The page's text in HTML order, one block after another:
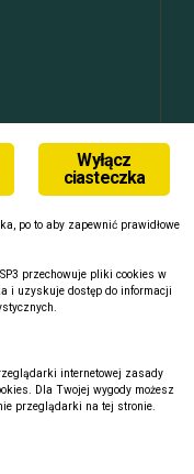
| Szablon:FlyMagby
Wyłącz
ciasteczka
po to aby zapewnić prawidłowe
przechowuje pliki cookies w
i uzyskuje dostęp do informacji
internetowej zasady
Dla Twojej wygody możesz
przeglądarki na tej stronie.